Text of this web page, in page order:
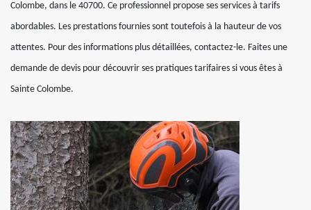
Colombe, dans le 40700. Ce professionnel propose ses services à tarifs
abordables. Les prestations fournies sont toutefois à la hauteur de vos
attentes. Pour des informations plus détaillées, contactez-le. Faites une
demande de devis pour découvrir ses pratiques tarifaires si vous êtes à
Sainte Colombe.